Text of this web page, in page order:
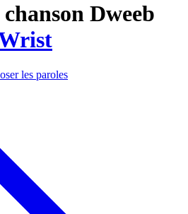
Dweeb
les paroles